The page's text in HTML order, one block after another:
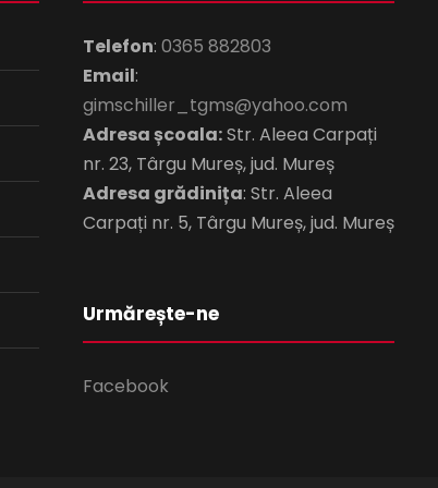
Telefon: 0365 882803
Email:
gimschiller_tgms@yahoo.com
Adresa școala:Str. Aleea Carpați
nr. 23, Târgu Mureș, jud. Mureș
Adresa grădinița: Str. Aleea
Carpați nr. 5, Târgu Mureș, jud. Mureș
Urmărește-ne
Facebook